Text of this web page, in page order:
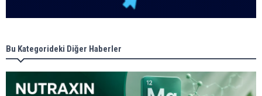
Bu Kategorideki Diğer Haberler